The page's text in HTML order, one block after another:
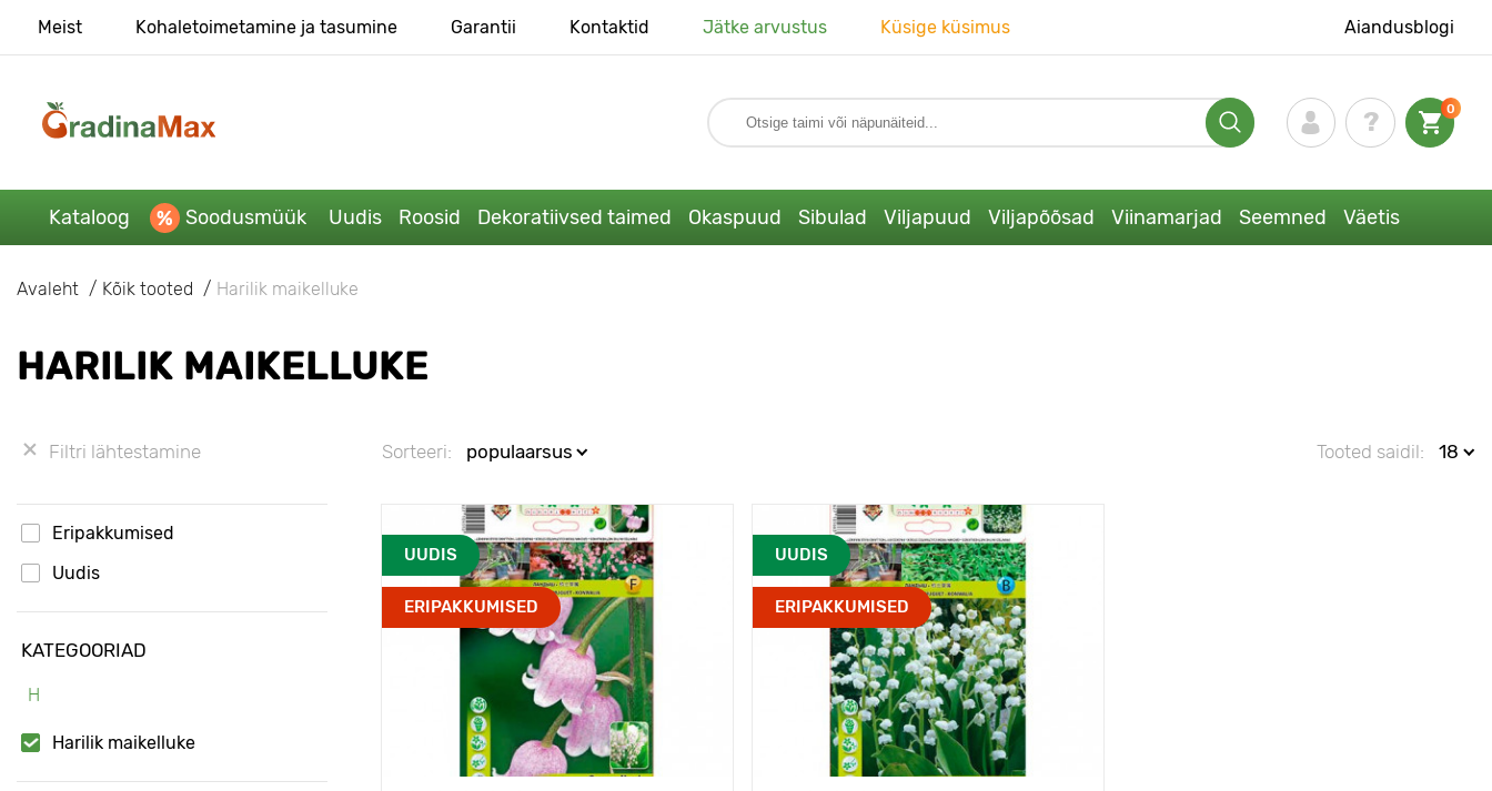
Meist Kohaletoimetamine ja tasumine Garantii Kontaktid Jätke arvustus Küsige küsimus Aiandusblogi
0
Kataloog Soodusmüük Uudis Roosid Dekoratiivsed taimed Okaspuud Sibulad Viljapuud Viljapõõsad Viinamarjad Seemned Väetis
Avaleht Kõik tooted Harilik maikelluke
HARILIK MAIKELLUKE
Filtri lähtestamine
Eripakkumised
Uudis
KATEGOORIAD
H
Harilik maikelluke
Sorteeri: populaarsus Tooted saidil: 18
UUDIS
ERIPAKKUMISED
Vastupidavus külmale
Istutamise sügavus
Omadused
lisa oma maastikule
Taime kõrgus 15 - 25 cm
vahekaugused
10 - 20 cm
UUDIS
ERIPAKKUMISED
Vastupidavus külmale
Istutamise sügavus
Omadused
kevadekuulutaja Sinu
Taime kõrgus 15 - 25 cm
Taimede
vahekaugused
10 - 20 cm